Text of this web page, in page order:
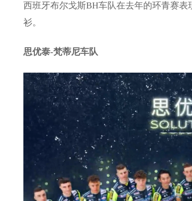
西班牙布尔戈斯BH车队在去年的环青赛
衫。
思优泰-梵蒂尼车队